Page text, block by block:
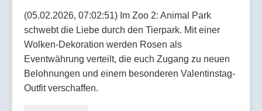
(05.02.2026, 07:02:51) Im Zoo 2: Animal Park
schwebt die Liebe durch den Tierpark. Mit einer
Wolken-Dekoration werden Rosen als
Eventwährung verteilt, die euch Zugang zu neuen
Belohnungen und einem besonderen Valentinstag-
Outfit verschaffen.